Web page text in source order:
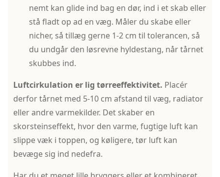
nemt kan glide ind bag en dør, ind i et skab eller
stå fladt op ad en væg. Måler du skabe eller
nicher, så tillæg gerne 1-2 cm til tolerancen, så
du undgår den løsrevne hyldestang, når tårnet
skubbes ind.
Luftcirkulation er lig tørreeffektivitet. Placér
derfor tårnet med 5-10 cm afstand til væg, radiator
eller andre varmekilder. Det skaber en
skorsteinseffekt, hvor den varme, fugtige luft kan
slippe væk i toppen, og køligere, tør luft kan
bevæge sig ind nedefra.